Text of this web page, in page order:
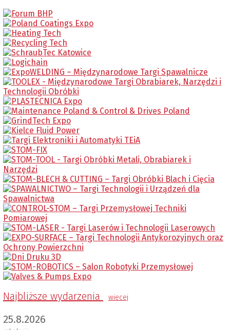
Najbliższe wydarzenia wiecej
25.8.2026